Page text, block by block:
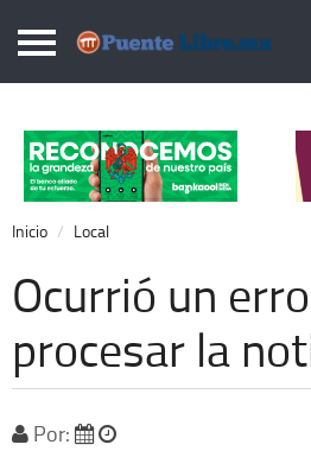
Puentelibre.mx
Local
Nacional
Opinión
Cronos
Economía
Espectáculos
Deportes
Inicio Local
Ocurrió un
procesar la
Por: